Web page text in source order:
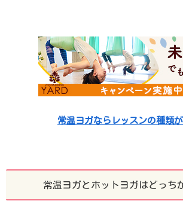
常温ヨガならレッスンの種類が
常温ヨガとホットヨガはどっち